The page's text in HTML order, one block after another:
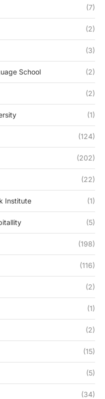
(7)
(2)
(3)
School (2)
(2)
(1)
(124)
(202)
(22)
Institute (1)
(5)
(198)
(116)
(2)
(1)
(2)
(15)
(5)
(34)